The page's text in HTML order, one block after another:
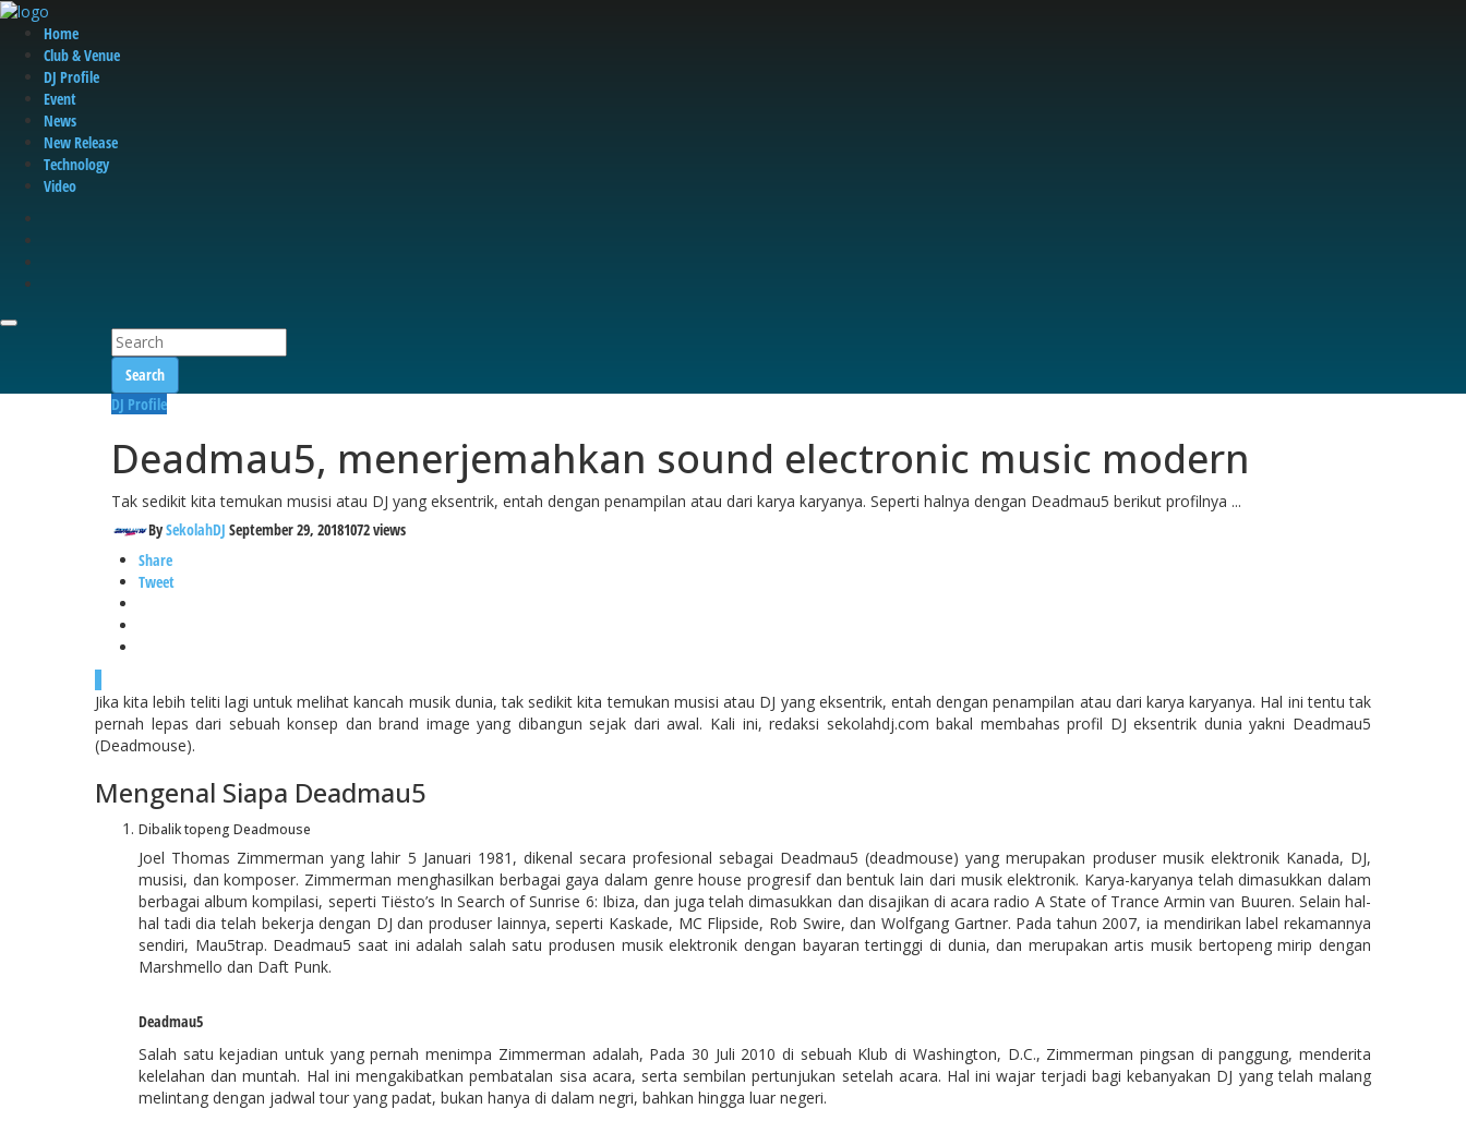
Home
Club & Venue
DJ Profile
Event
News
New Release
Technology
Video
Search
DJ Profile
Deadmau5, menerjemahkan sound electronic music modern
Tak sedikit kita temukan musisi atau DJ yang eksentrik, entah dengan penampilan atau dari karya karyanya. Seperti halnya dengan Deadmau5 berikut profilnya ...
BySekolahDJ September 29, 20181072 views
Share
Tweet
Jika kita lebih teliti lagi untuk melihat kancah musik dunia, tak sedikit kita temukan musisi atau DJ yang eksentrik, entah dengan penampilan atau dari karya karyanya. Hal ini tentu tak
pernah lepas dari sebuah konsep dan brand image yang dibangun sejak dari awal. Kali ini, redaksi sekolahdj.com bakal membahas profil DJ eksentrik dunia yakni Deadmau5
(Deadmouse).
Mengenal Siapa Deadmau5
Dibalik topeng Deadmouse
Joel Thomas Zimmerman yang lahir 5 Januari 1981, dikenal secara profesional sebagai Deadmau5 (deadmouse) yang merupakan produser musik elektronik Kanada, DJ,
musisi, dan komposer. Zimmerman menghasilkan berbagai gaya dalam genre house progresif dan bentuk lain dari musik elektronik. Karya-karyanya telah dimasukkan dalam
berbagai album kompilasi, seperti Tiësto’s In Search of Sunrise 6: Ibiza, dan juga telah dimasukkan dan disajikan di acara radio A State of Trance Armin van Buuren. Selain hal-
hal tadi dia telah bekerja dengan DJ dan produser lainnya, seperti Kaskade, MC Flipside, Rob Swire, dan Wolfgang Gartner. Pada tahun 2007, ia mendirikan label rekamannya
sendiri, Mau5trap. Deadmau5 saat ini adalah salah satu produsen musik elektronik dengan bayaran tertinggi di dunia, dan merupakan artis musik bertopeng mirip dengan
Marshmello dan Daft Punk.
Deadmau5
Salah satu kejadian untuk yang pernah menimpa Zimmerman adalah, Pada 30 Juli 2010 di sebuah Klub di Washington, D.C., Zimmerman pingsan di panggung, menderita
kelelahan dan muntah. Hal ini mengakibatkan pembatalan sisa acara, serta sembilan pertunjukan setelah acara. Hal ini wajar terjadi bagi kebanyakan DJ yang telah malang
melintang dengan jadwal tour yang padat, bukan hanya di dalam negri, bahkan hingga luar negeri.